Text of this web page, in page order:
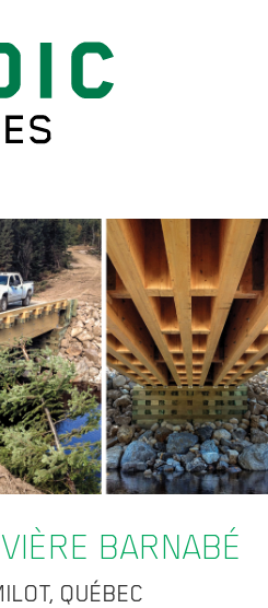
BARNABÉ
QUÉBEC